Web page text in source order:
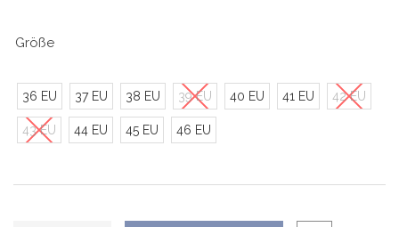
Größe
36 EU 37 EU 38 EU 39 EU 40 EU 41 EU 42 EU
43 EU 44 EU 45 EU 46 EU